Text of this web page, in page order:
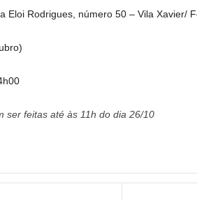
Eloi Rodrigues, número 50 – Vila Xavier/
ser feitas até às 11h do dia 26/10